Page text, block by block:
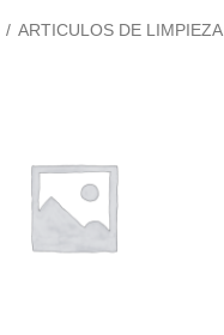
ARTICULOS DE LIMPIEZA